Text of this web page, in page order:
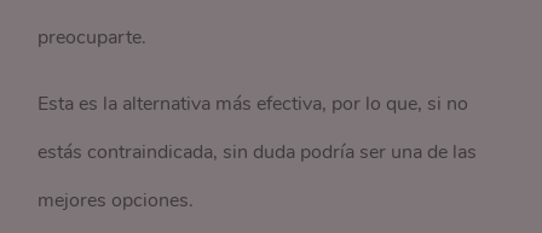
preocuparte.
Esta es la alternativa más efectiva, por lo que, si no
estás contraindicada, sin duda podría ser una de las
mejores opciones.